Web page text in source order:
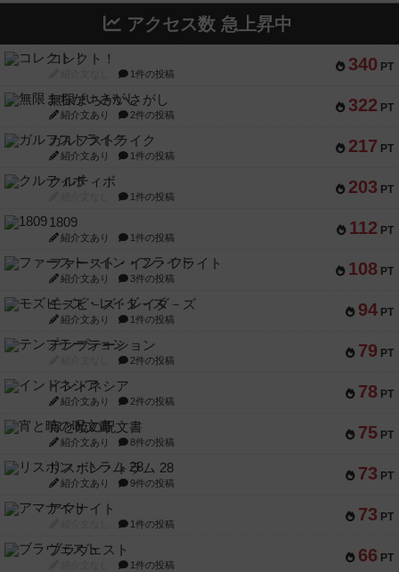
アクセス数 急上昇中
340 PT
コレクト！
1件の投稿
322 PT
無限まちがいさがし
紹介文あり 2件の投稿
217 PT
ガルフストライク
紹介文あり 1件の投稿
203 PT
クルティボ
1件の投稿
112 PT
1809
紹介文あり 1件の投稿
108 PT
ファースト・イン・フライト
紹介文あり 3件の投稿
94 PT
モズビ－ズ・レイダ－ズ
紹介文あり 1件の投稿
79 PT
テンプテーション
2件の投稿
78 PT
インドネシア
紹介文あり 2件の投稿
75 PT
宵と暁の呪文書
紹介文あり 8件の投稿
73 PT
リスボン・トラム 28
紹介文あり 9件の投稿
73 PT
アマナイト
1件の投稿
66 PT
ブラヴェスト
1件の投稿